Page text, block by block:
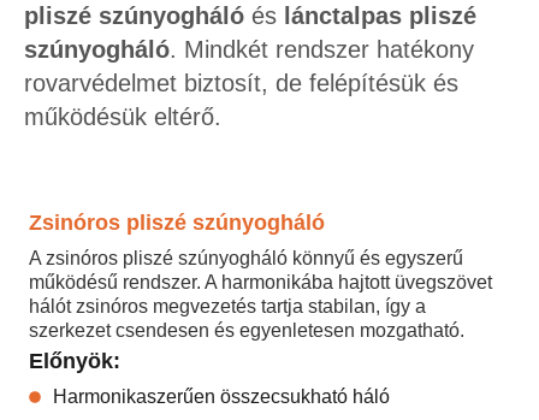
pliszé szúnyogháló és lánctalpas pliszé
szúnyogháló. Mindkét rendszer hatékony
rovarvédelmet biztosít, de felépítésük és
működésük eltérő.
Zsinóros pliszé szúnyogháló
A zsinóros pliszé szúnyogháló könnyű és egyszerű
működésű rendszer. A harmonikába hajtott üvegszövet
hálót zsinóros megvezetés tartja stabilan, így a
szerkezet csendesen és egyenletesen mozgatható.
Előnyök:
Harmonikaszerűen összecsukható háló